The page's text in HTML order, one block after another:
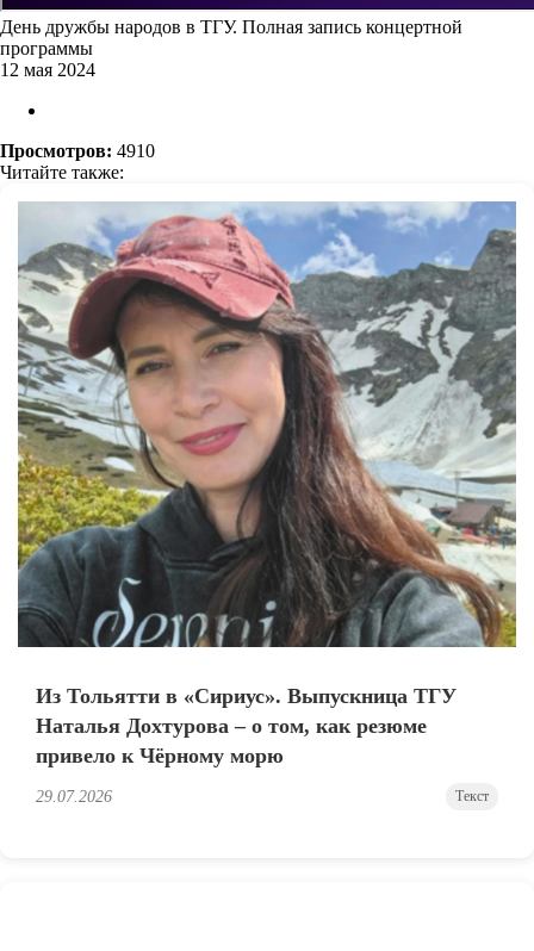
День дружбы народов в ТГУ. Полная запись концертной
программы
12 мая 2024
Просмотров: 4910
Читайте также:
Из Тольятти в «Сириус». Выпускница ТГУ
Наталья Дохтурова – о том, как резюме
привело к Чёрному морю
29.07.2026 Текст